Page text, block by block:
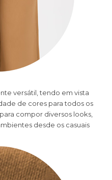
versátil, tendo em vista
de cores para todos os
compor diversos looks,
desde os casuais